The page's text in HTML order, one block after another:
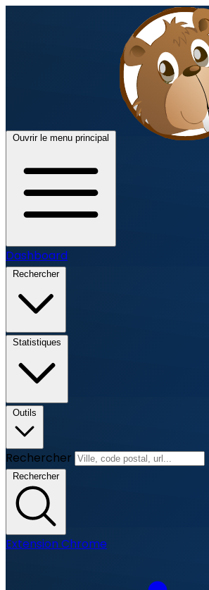
Ouvrir le menu principal
Dashboard
Rechercher
Statistiques
Outils
Rechercher
Rechercher
Extension Chrome